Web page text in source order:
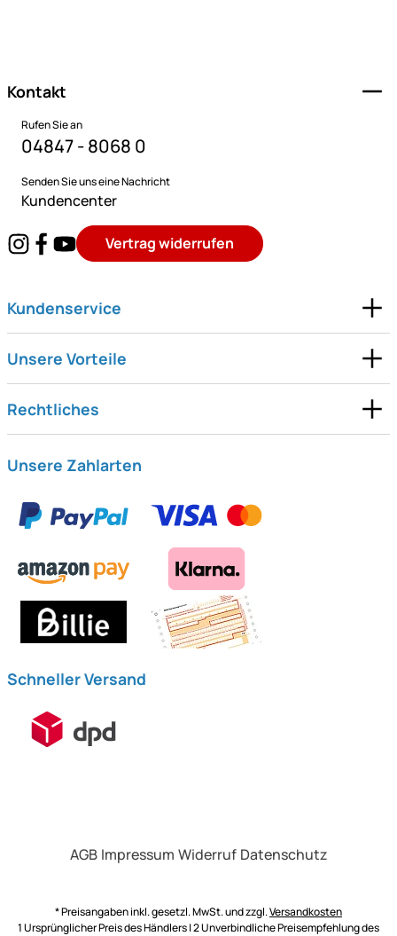
Kontakt
Rufen Sie an
04847 - 8068 0
Senden Sie uns eine Nachricht
Kundencenter
Vertrag widerrufen
Kundenservice
Unsere Vorteile
Rechtliches
Unsere Zahlarten
Schneller Versand
AGB Impressum Widerruf Datenschutz
* Preisangaben inkl. gesetzl. MwSt. und zzgl.Versandkosten
1 Ursprünglicher Preis des Händlers | 2 Unverbindliche Preisempfehlung des